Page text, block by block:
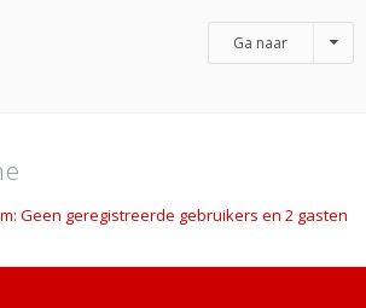
Ga naar
Geen geregistreerde gebruikers en 2 gasten